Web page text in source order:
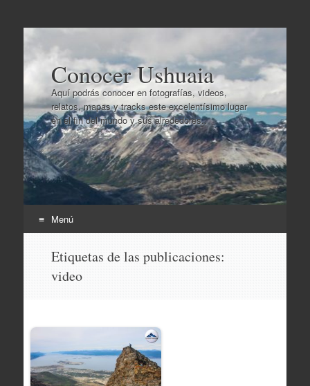
Conocer Ushuaia
Aquí podrás conocer en fotografías, videos,
relatos, mapas y tracks este excelentísimo lugar
en el fin del mundo y sus alrededores..
Menú
contenido
Etiquetas de las publicaciones:
video